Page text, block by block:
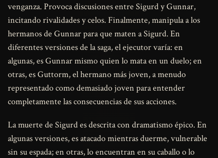
venganza. Provoca discusiones entre Sigurd y Gunnar,
incitando rivalidades y celos. Finalmente, manipula a los
hermanos de Gunnar para que maten a Sigurd. En
diferentes versiones de la saga, el ejecutor varía: en
algunas, es Gunnar mismo quien lo mata en un duelo; en
otras, es Guttorm, el hermano más joven, a menudo
representado como demasiado joven para entender
completamente las consecuencias de sus acciones.
La muerte de Sigurd es descrita con dramatismo épico. En
algunas versiones, es atacado mientras duerme, vulnerable
sin su espada; en otras, lo encuentran en su caballo o lo